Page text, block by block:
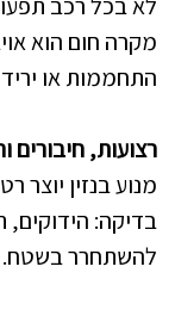
מקרה חום הוא
התחממות או
רצועות, חיבורים
מנוע בנזין יוצר
בדיקה: הידוקים,
להשתחרר בשטח.